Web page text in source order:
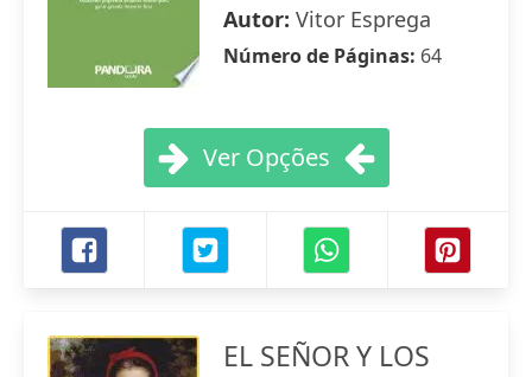
Autor: Vitor Esprega
Número de Páginas: 64
Ver Opções
EL SEÑOR Y LOS